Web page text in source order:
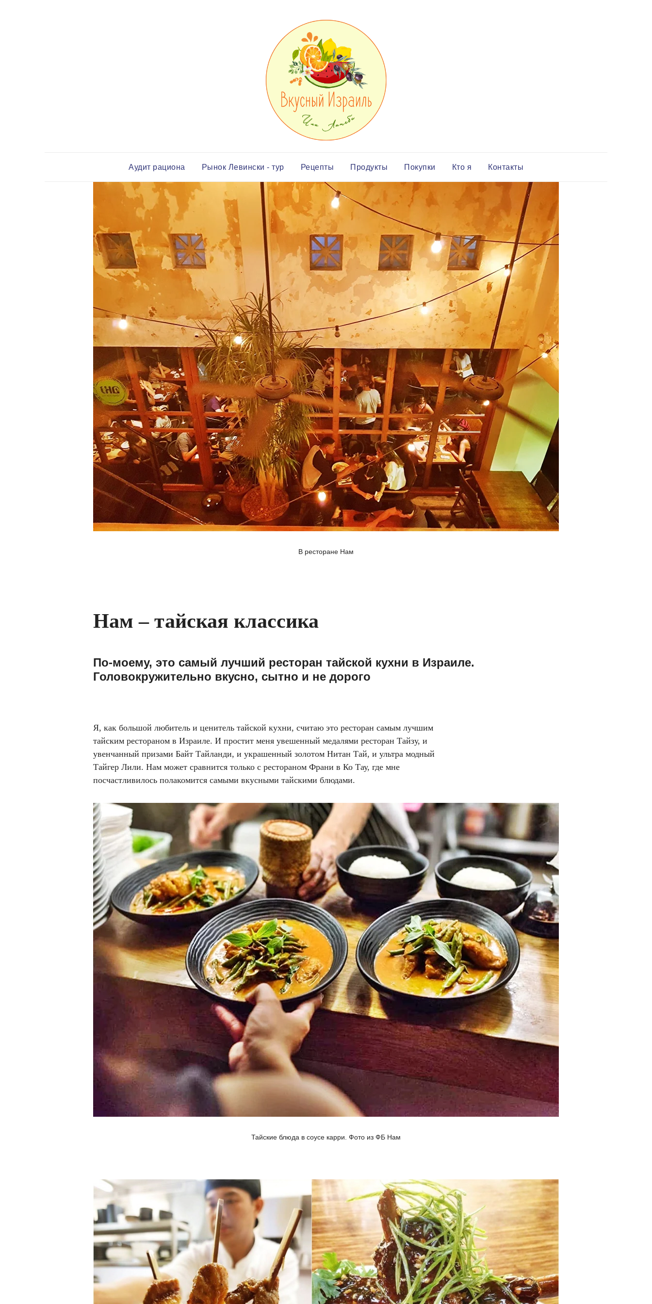
Аудит рациона Рынок Левински - тур Рецепты Продукты Покупки Кто я Контакты
В ресторане Нам
Нам – тайская классика
По-моему, это самый лучший ресторан тайской кухни в Израиле.
Головокружительно вкусно, сытно и не дорого
Я, как большой любитель и ценитель тайской кухни, считаю это ресторан самым лучшим
тайским рестораном в Израиле. И простит меня увешенный медалями ресторан Тайзу, и
увенчанный призами Байт Тайланди, и украшенный золотом Нитан Тай, и ультра модный
Тайгер Лили. Нам может сравнится только с рестораном Франи в Ко Тау, где мне
посчастливилось полакомится самыми вкусными тайскими блюдами.
Тайские блюда в соусе карри. Фото из ФБ Нам